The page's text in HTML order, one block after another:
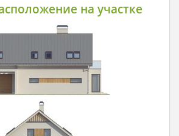
на участке